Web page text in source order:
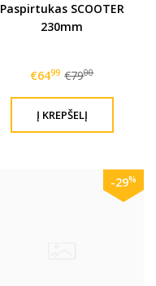
Paspirtukas SCOOTER
230mm
€6499 €7900
-29%